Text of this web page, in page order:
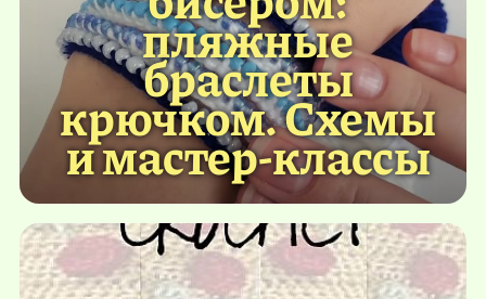
пляжные
браслеты
крючком. Схемы
и мастер-классы